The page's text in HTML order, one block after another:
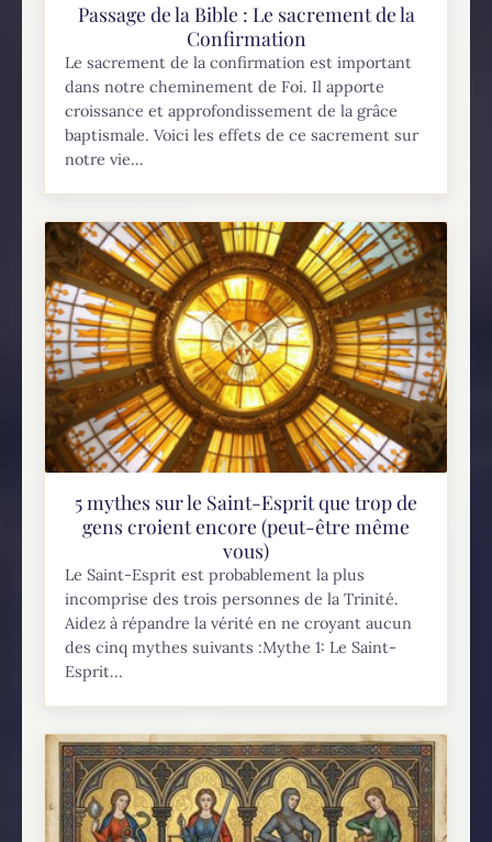
Passage de la Bible : Le sacrement de la
Confirmation
Le sacrement de la confirmation est important
dans notre cheminement de Foi. Il apporte
croissance et approfondissement de la grâce
baptismale. Voici les effets de ce sacrement sur
notre vie...
5 mythes sur le Saint-Esprit que trop de
gens croient encore (peut-être même
vous)
Le Saint-Esprit est probablement la plus
incomprise des trois personnes de la Trinité.
Aidez à répandre la vérité en ne croyant aucun
des cinq mythes suivants :Mythe 1: Le Saint-
Esprit...